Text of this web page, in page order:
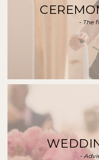
- The
-